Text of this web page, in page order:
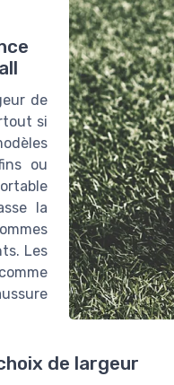
de
si
ou
la
Les
de largeur